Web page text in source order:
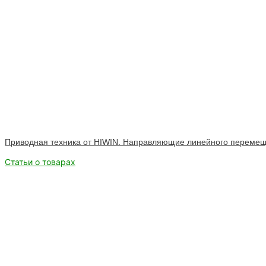
Приводная техника от HIWIN. Направляющие линейного
Статьи о товарах